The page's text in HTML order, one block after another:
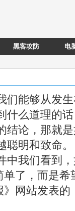
黑客攻防 电
能够从发生
什么道理的
结论，那就
聪明和致
中我们看到
了，而是
网站发表